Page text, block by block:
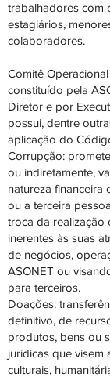
trabalhadores com
estagiários,
colaboradores.
Comitê
constituído pela
Diretor e por
possui, dentre
aplicação do
Corrupção:
ou indiretamente,
natureza financeira
ou a terceira
troca da realização
inerentes às suas
de negócios,
ASONET ou
para terceiros.
Doações:
definitivo, de
produtos, bens ou
jurídicas que visem
culturais,